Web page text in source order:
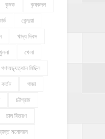
কৃষক কৃষকদল
কেন্দুয়া
খাদ্য দিবস
খেলা
গণঅভ্যুত্থান মিছিল
কর্তন গাজা
চট্টগ্রাম
চাল বিতরণ
মনোনয়ন